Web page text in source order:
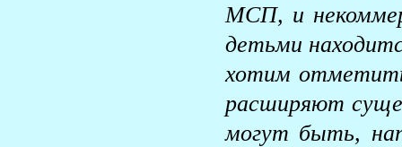
МСП, и
детьми
хотим
расширяют
могут быть,